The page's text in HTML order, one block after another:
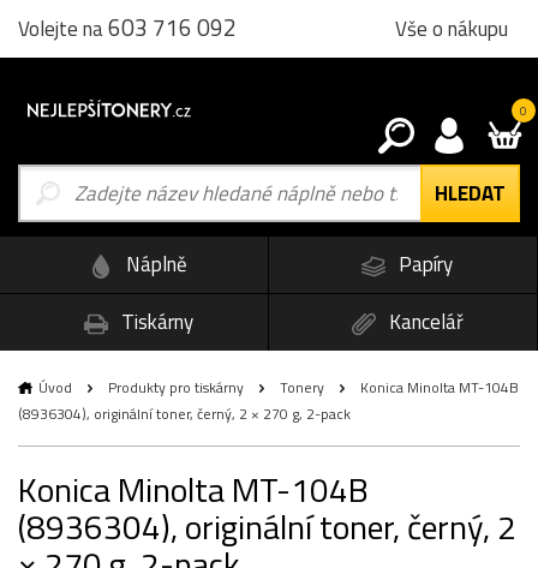
Volejte na603 716 092 Vše o nákupu
0
Náplně
Papíry
Tiskárny
Kancelář
Úvod Produkty pro tiskárny Tonery
Konica Minolta MT-104B
(8936304), originální toner, černý, 2 × 270 g, 2-pack
Konica Minolta MT-104B
(8936304), originální toner, černý, 2